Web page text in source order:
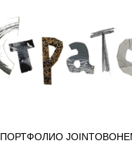
ПОРТФОЛИО